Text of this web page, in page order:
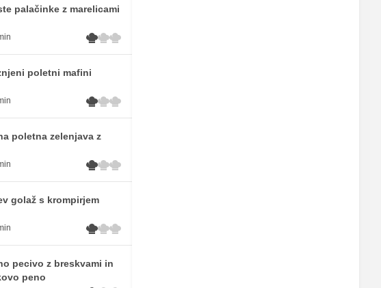
palačinke z marelicami
poletni mafini
poletna zelenjava z
golaž s krompirjem
pecivo z breskvami in
peno